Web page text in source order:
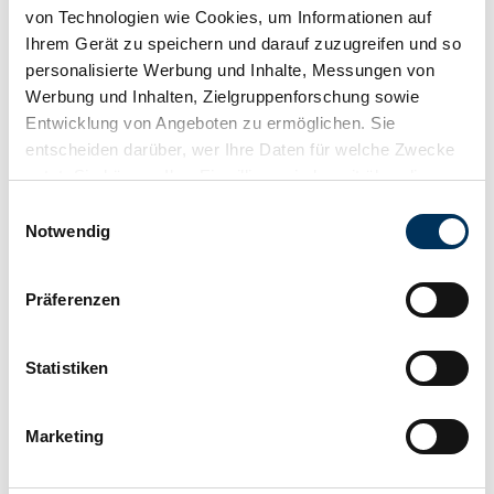
von Technologien wie Cookies, um Informationen auf
Ihrem Gerät zu speichern und darauf zuzugreifen und so
personalisierte Werbung und Inhalte, Messungen von
Werbung und Inhalten, Zielgruppenforschung sowie
Entwicklung von Angeboten zu ermöglichen. Sie
entscheiden darüber, wer Ihre Daten für welche Zwecke
nutzt. Sie können Ihre Einwilligung jederzeit über die
Trigger Symbol ändern oder widerrufen
Informationen über Ihre geografische Lage
können
bestimmten Merkmalen (Fingerprinting) identifizieren
Erfahren Sie mehr darüber, wie Ihre persönlichen Daten
Notwendig
Präferenzen
Statistiken
Marketing